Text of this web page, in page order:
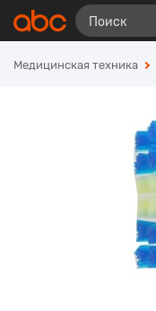
Медицинская техника